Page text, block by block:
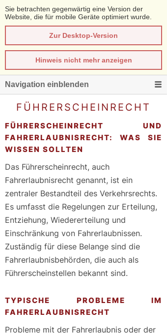
Sie betrachten gegenwärtig eine Version der
Website, die für mobile Geräte optimiert wurde.
Zur Desktop-Version
Hinweis nicht mehr anzeigen
Navigation einblenden
FÜHRERSCHEINRECHT
FÜHRERSCHEINRECHT UND
FAHRERLAUBNISRECHT: WAS SIE
WISSEN SOLLTEN
Das Führerscheinrecht, auch
Fahrerlaubnisrecht genannt, ist ein
zentraler Bestandteil des Verkehrsrechts.
Es umfasst die Regelungen zur Erteilung,
Entziehung, Wiedererteilung und
Einschränkung von Fahrerlaubnissen.
Zuständig für diese Belange sind die
Fahrerlaubnisbehörden, die auch als
Führerscheinstellen bekannt sind.
TYPISCHE PROBLEME IM
FAHRERLAUBNISRECHT
Probleme mit der Fahrerlaubnis oder der